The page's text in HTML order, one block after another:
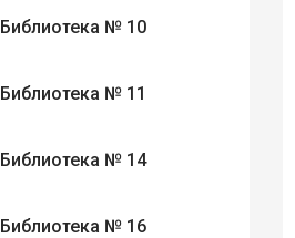
Библиотека № 10
Библиотека № 11
Библиотека № 14
Библиотека № 16